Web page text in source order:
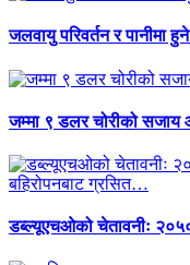
जलवायु परिवर्तन र
जम्मा ९ डलर चोरीको
डब्ल्यूएचओको चेतावनीः